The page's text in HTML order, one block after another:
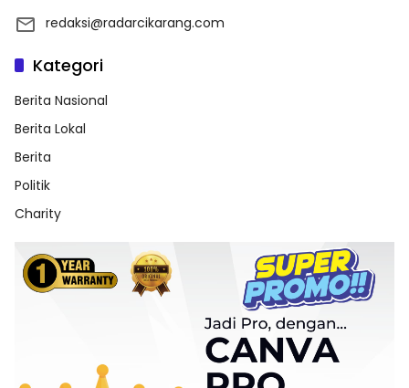
redaksi@radarcikarang.com
Kategori
Berita Nasional
Berita Lokal
Berita
Politik
Charity